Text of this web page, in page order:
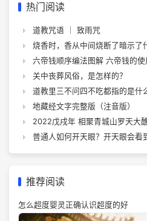
热门阅读
道教咒语 ｜ 致雨咒
烧香时，香从中间烧断了暗示了
六帝钱顺序编法图解 六帝钱的使
关中丧葬风俗，是怎样的？
道教里三不问四不吃都指的是什
地藏经文字完整版（注音版）
2022戊戌年 相聚青城山罗天大
普通人如何开天眼？开天眼会看
推荐阅读
怎么超度婴灵正确认识超度的好